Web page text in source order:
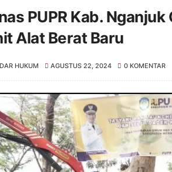
PUPR Kab.
Alat Berat Baru
HUKUM AGUSTUS 22, 2024 0 KOMENTAR